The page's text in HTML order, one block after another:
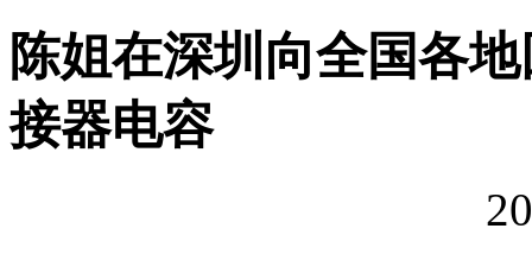
陈姐在深圳向全国各
接器电容